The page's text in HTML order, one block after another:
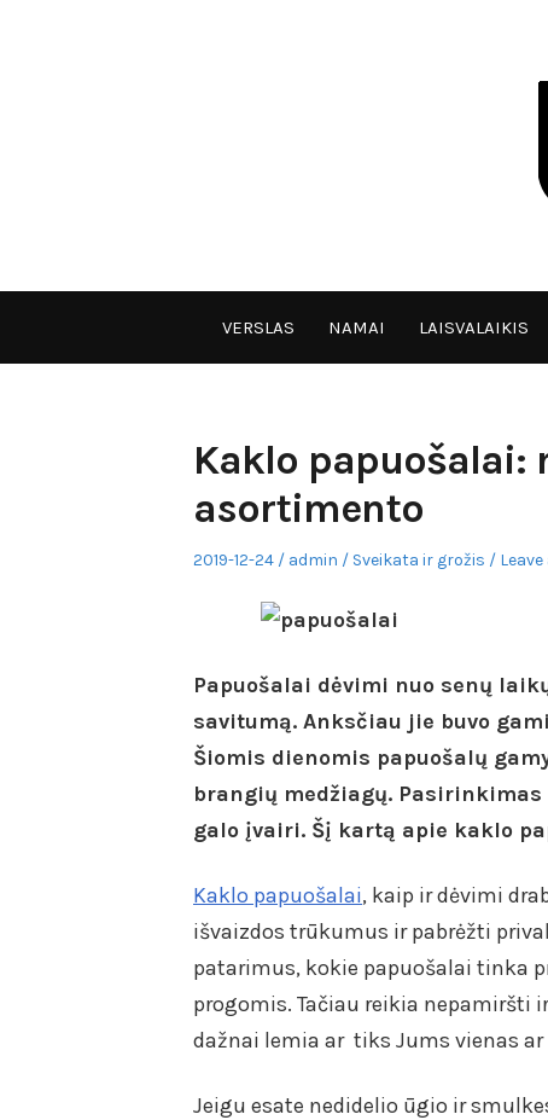
VPULF
VERSLAS NAMAI LAISVALAIKIS
Kaklo
asortimento
Posted
2019-12-24 Author
admin
Posted
Sveikata ir grožis
Papuošalai dėvimi nuo senų
savitumą. Anksčiau jie buvo
Šiomis dienomis papuošalų
brangių medžiagų.
galo įvairi. Šį kartą apie kaklo
Kaklo papuošalai, kaip ir dėvimi
išvaizdos trūkumus ir pabrėžti
patarimus, kokie papuošalai tinka
progomis. Tačiau reikia nepamiršti
dažnai lemia ar tiks Jums vienas
Jeigu esate nedidelio ūgio ir